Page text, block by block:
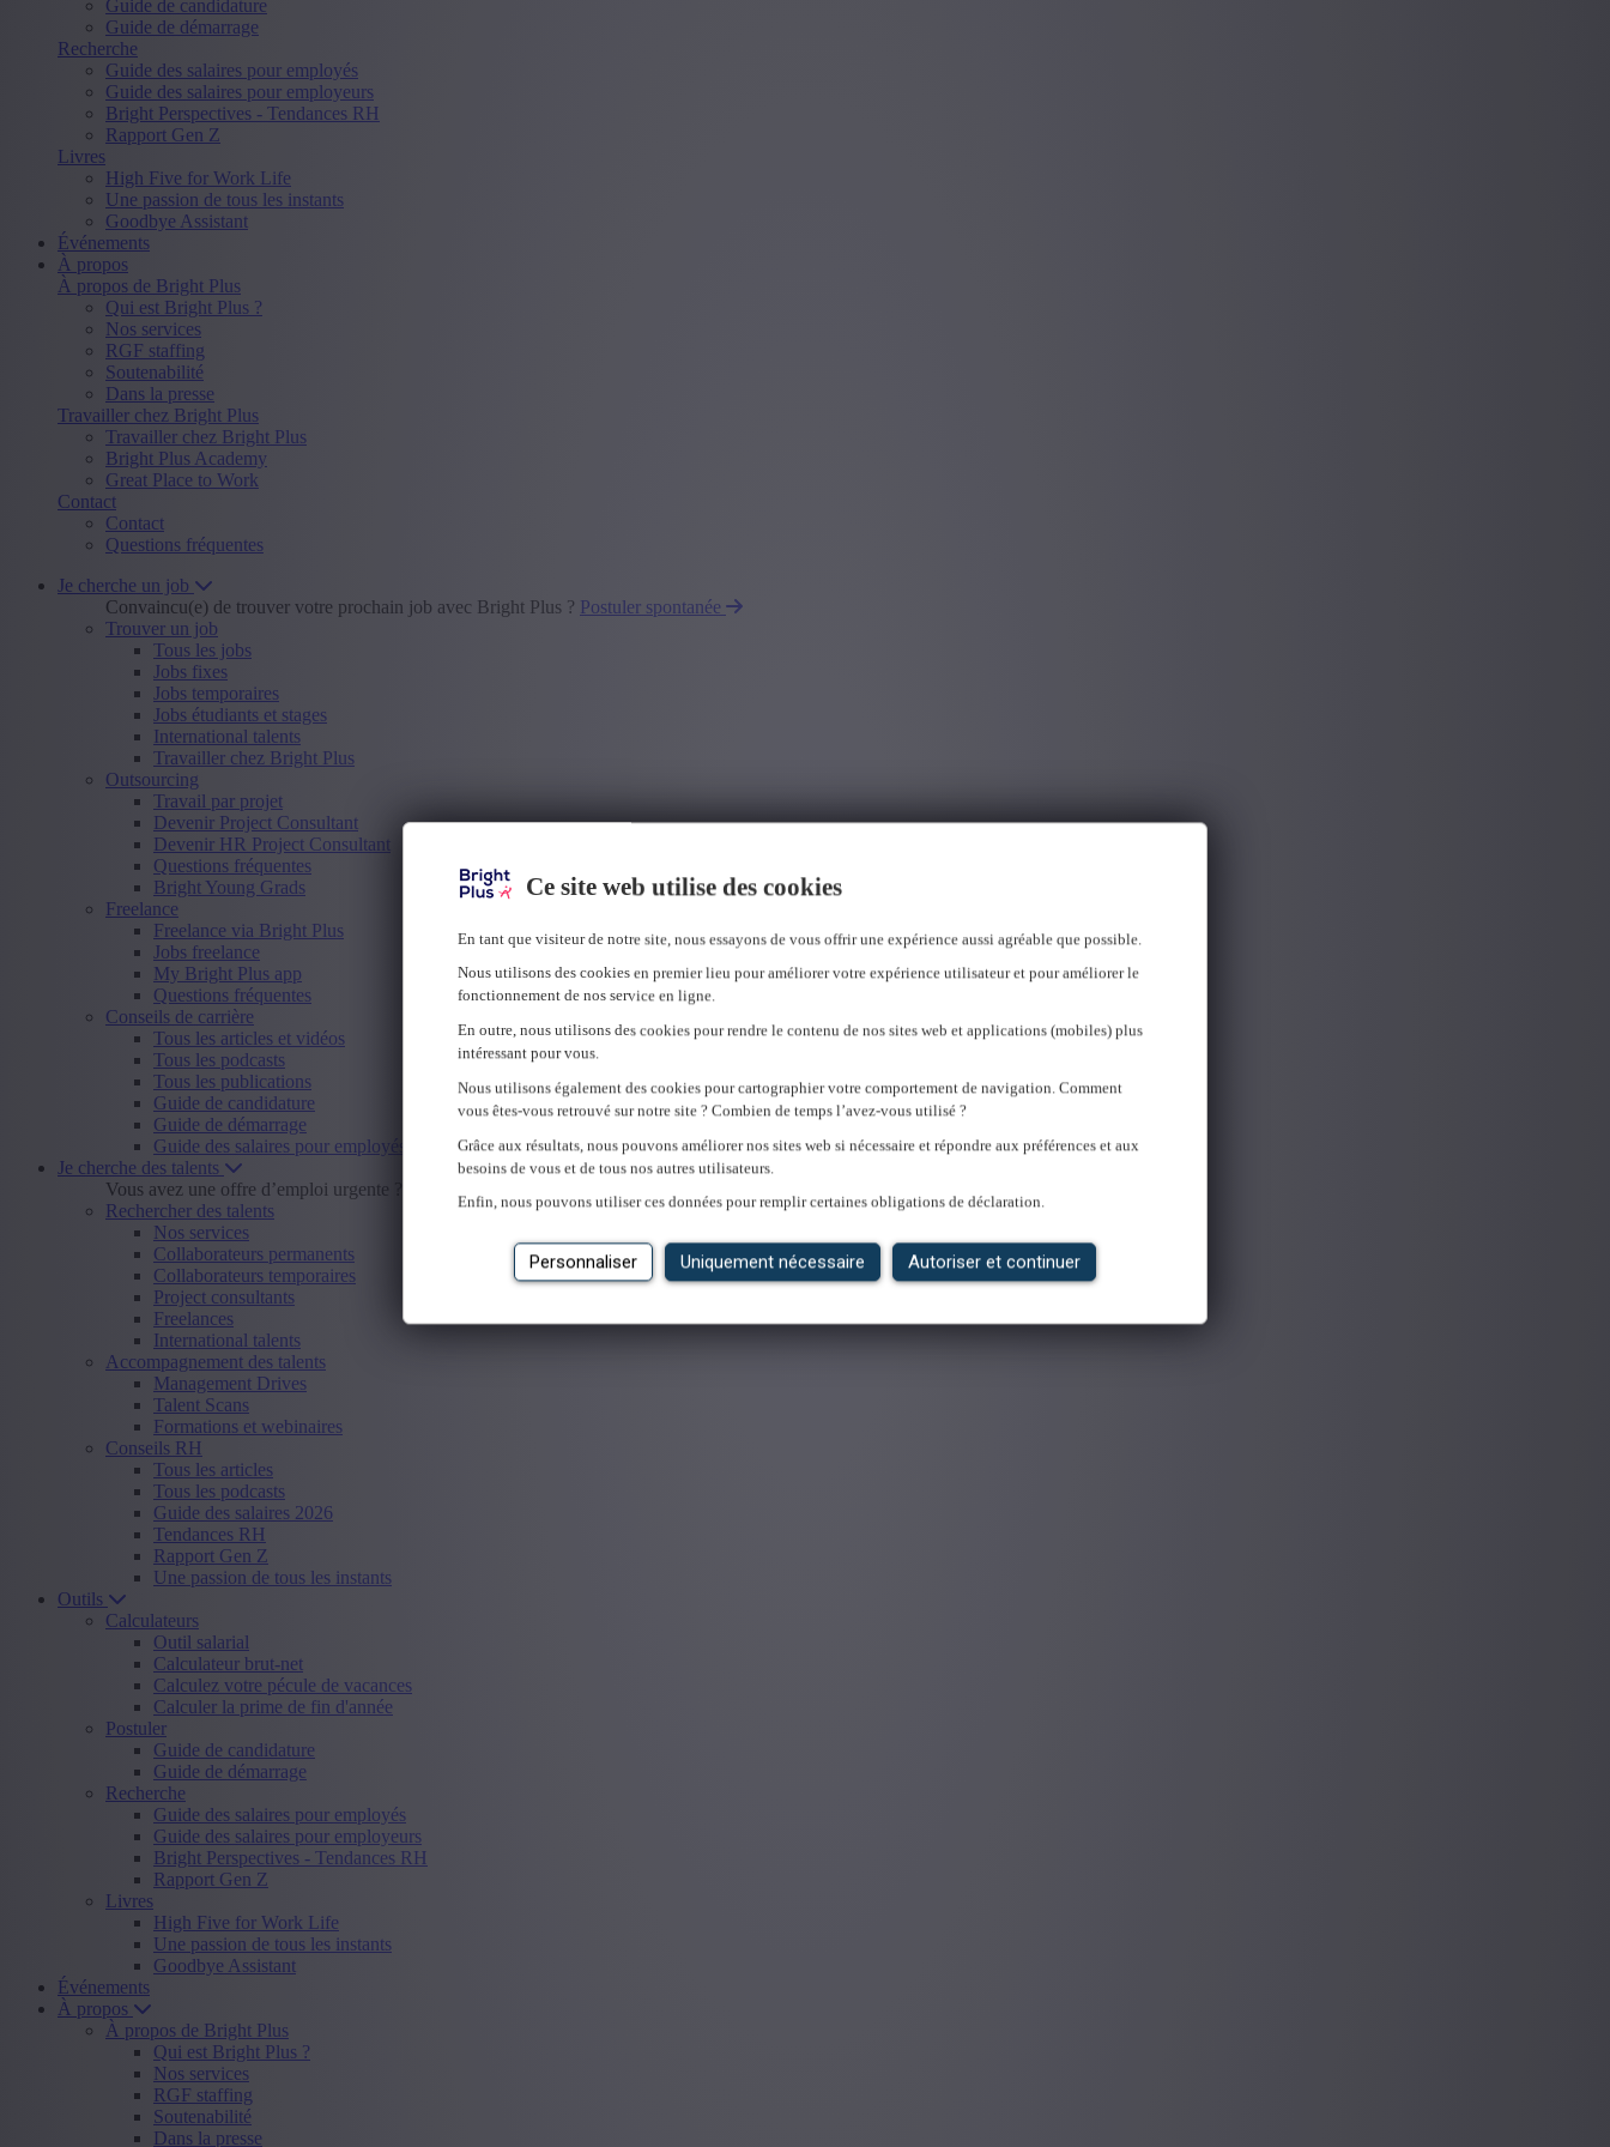
Ce site web utilise des cookies
En tant que visiteur de notre site, nous essayons de vous offrir une expérience aussi agréable que possible.
Nous utilisons des cookies en premier lieu pour améliorer votre expérience utilisateur et pour améliorer le
fonctionnement de nos service en ligne.
En outre, nous utilisons des cookies pour rendre le contenu de nos sites web et applications (mobiles) plus
intéressant pour vous.
Nous utilisons également des cookies pour cartographier votre comportement de navigation. Comment
vous êtes-vous retrouvé sur notre site ? Combien de temps l’avez-vous utilisé ?
Grâce aux résultats, nous pouvons améliorer nos sites web si nécessaire et répondre aux préférences et aux
besoins de vous et de tous nos autres utilisateurs.
Enfin, nous pouvons utiliser ces données pour remplir certaines obligations de déclaration.
Personnaliser Uniquement nécessaire Autoriser et continuer
Guide de candidature
Guide de démarrage
Recherche
Guide des salaires pour employés
Guide des salaires pour employeurs
Bright Perspectives - Tendances RH
Rapport Gen Z
Livres
High Five for Work Life
Une passion de tous les instants
Goodbye Assistant
Événements
À propos
À propos de Bright Plus
Qui est Bright Plus ?
Nos services
RGF staffing
Soutenabilité
Dans la presse
Travailler chez Bright Plus
Travailler chez Bright Plus
Bright Plus Academy
Great Place to Work
Contact
Contact
Questions fréquentes
Je cherche un job
Convaincu(e) de trouver votre prochain job avec Bright Plus ? Postuler spontanée
Trouver un job
Tous les jobs
Jobs fixes
Jobs temporaires
Jobs étudiants et stages
International talents
Travailler chez Bright Plus
Outsourcing
Travail par projet
Devenir Project Consultant
Devenir HR Project Consultant
Questions fréquentes
Bright Young Grads
Freelance
Freelance via Bright Plus
Jobs freelance
My Bright Plus app
Questions fréquentes
Conseils de carrière
Tous les articles et vidéos
Tous les podcasts
Tous les publications
Guide de candidature
Guide de démarrage
Guide des salaires pour employés
Je cherche des talents
Vous avez une offre d’emploi urgente ?
Rechercher des talents
Nos services
Collaborateurs permanents
Collaborateurs temporaires
Project consultants
Freelances
International talents
Accompagnement des talents
Management Drives
Talent Scans
Formations et webinaires
Conseils RH
Tous les articles
Tous les podcasts
Guide des salaires 2026
Tendances RH
Rapport Gen Z
Une passion de tous les instants
Outils
Calculateurs
Outil salarial
Calculateur brut-net
Calculez votre pécule de vacances
Calculer la prime de fin d'année
Postuler
Guide de candidature
Guide de démarrage
Recherche
Guide des salaires pour employés
Guide des salaires pour employeurs
Bright Perspectives - Tendances RH
Rapport Gen Z
Livres
High Five for Work Life
Une passion de tous les instants
Goodbye Assistant
Événements
À propos
À propos de Bright Plus
Qui est Bright Plus ?
Nos services
RGF staffing
Soutenabilité
Dans la presse